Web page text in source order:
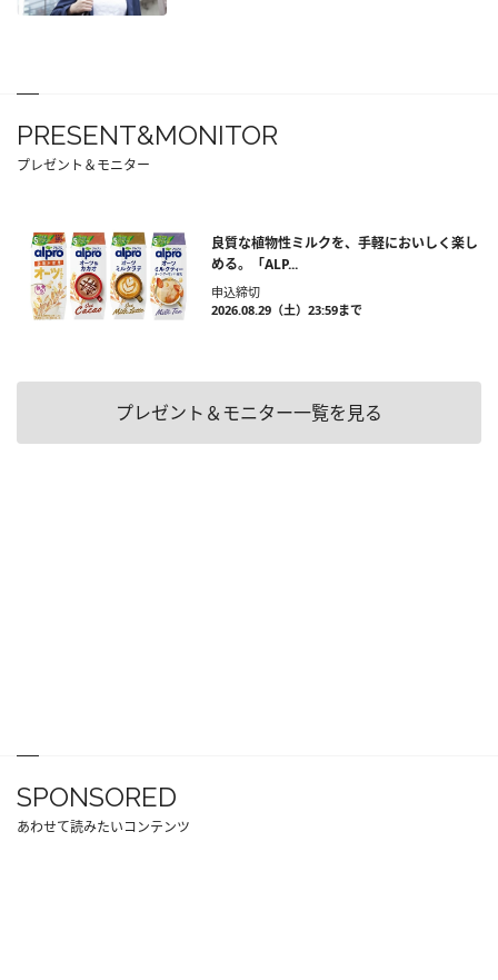
PRESENT&MONITOR
プレゼント＆モニター
良質な植物性ミルクを、手軽においしく楽し
める。「ALP...
申込締切
2026.08.29（土）23:59まで
プレゼント＆モニター一覧を見る
SPONSORED
あわせて読みたいコンテンツ